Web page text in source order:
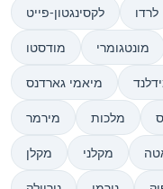
לקסינגטון-פייט לרדו
מודסטו מונטגומרי
מיאמי גארדנס
מירמר מלכות
מקלן מקלני